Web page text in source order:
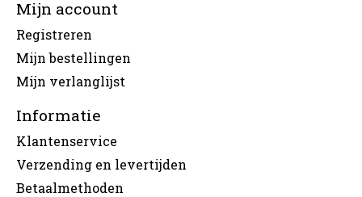
Mijn account
Registreren
Mijn bestellingen
Mijn verlanglijst
Informatie
Klantenservice
Verzending en levertijden
Betaalmethoden